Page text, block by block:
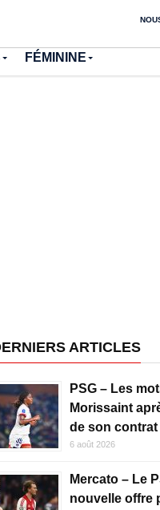
FÉMININE
ARTICLES
PSG – Les
Morissaint
de son
6 août 2026
Mercato – Le
nouvelle offre